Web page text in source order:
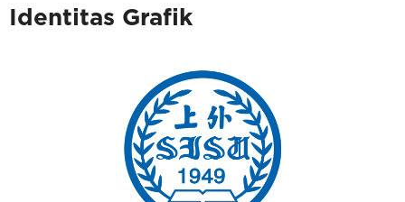
Identitas Grafik